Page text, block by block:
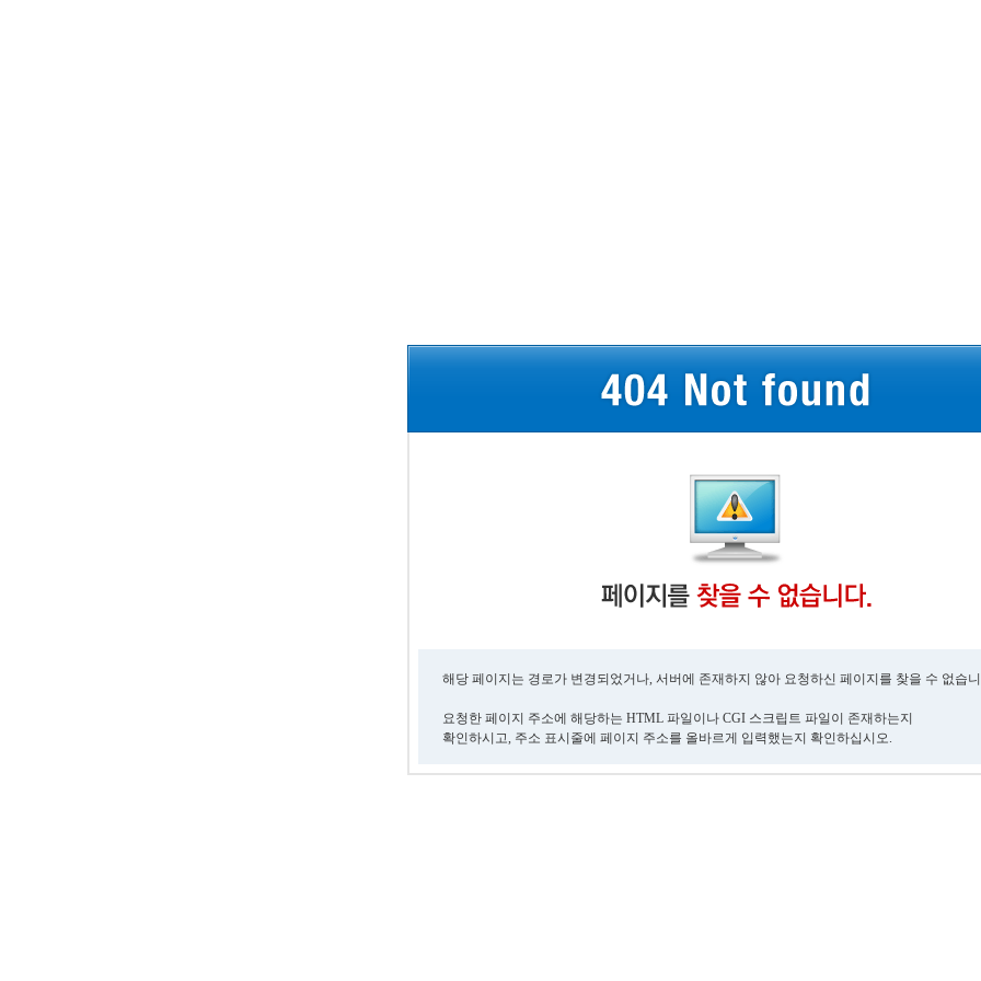
해당 페이지는 경로가 변경되었거나, 서버에 존재하지 않아 요청하신 페이지를 찾을 수 없습
요청한 페이지 주소에 해당하는 HTML 파일이나 CGI 스크립트 파일이 존재하는지
확인하시고, 주소 표시줄에 페이지 주소를 올바르게 입력했는지 확인하십시오.